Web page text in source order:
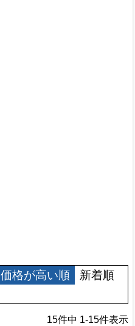
価格が高い順
新着順
15件中 1-15件表示